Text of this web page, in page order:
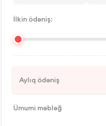
İlkin ödəniş:
Aylıq ödəniş
Ümumi məbləğ